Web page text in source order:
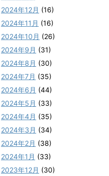
2024年12月 (16)
2024年11月 (16)
2024年10月 (26)
2024年9月 (31)
2024年8月 (30)
2024年7月 (35)
2024年6月 (44)
2024年5月 (33)
2024年4月 (35)
2024年3月 (34)
2024年2月 (38)
2024年1月 (33)
2023年12月 (30)